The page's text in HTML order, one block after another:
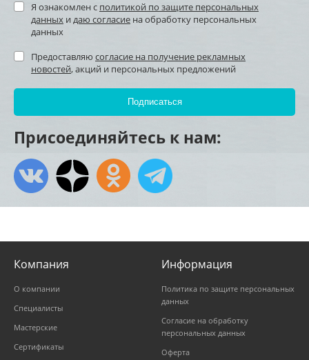
Я ознакомлен с политикой по защите персональных
данных и даю согласие на обработку персональных
данных
Предоставляю согласие на получение рекламных
новостей, акций и персональных предложений
Присоединяйтесь к нам:
Компания
О компании
Специалисты
Мастерские
Сертификаты
Информация
Политика по защите персональных
данных
Согласие на обработку
персональных данных
Оферта